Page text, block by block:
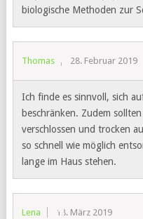
biologische Methoden zur
Thomas 28. Februar 2019
Ich finde es sinnvoll, sich
beschränken. Zudem
verschlossen und trocken
so schnell wie möglich
lange im Haus stehen.
Lena 18. März 2019